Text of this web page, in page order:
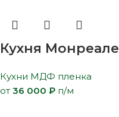
Кухня Монреале
Кухни МДФ пленка
от 36 000 ₽ п/м